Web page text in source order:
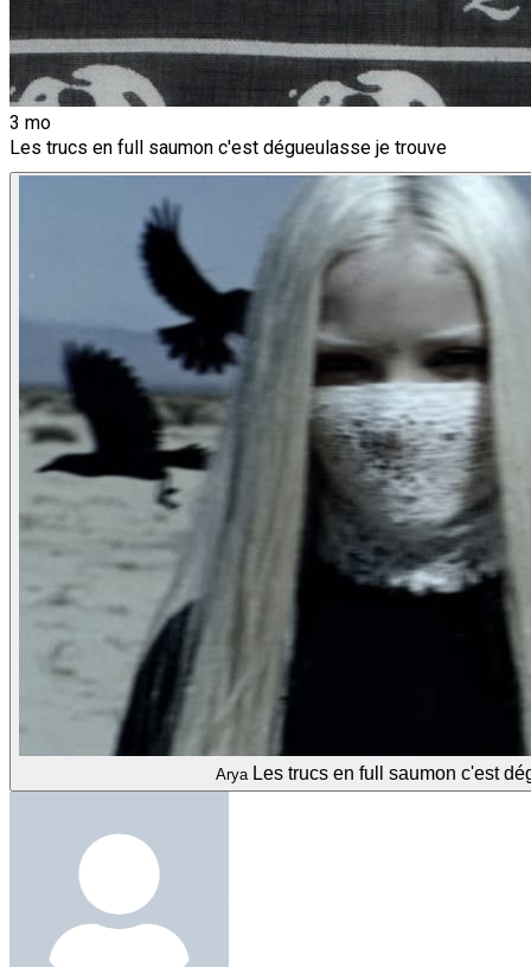
3 mo
Les trucs en full saumon c'est dégueulasse je trouve
Arya Les trucs en full saumon c'est